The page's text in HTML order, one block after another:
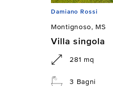
Damiano Rossi
Montignoso, MS
Villa singola
281 mq
3 Bagni